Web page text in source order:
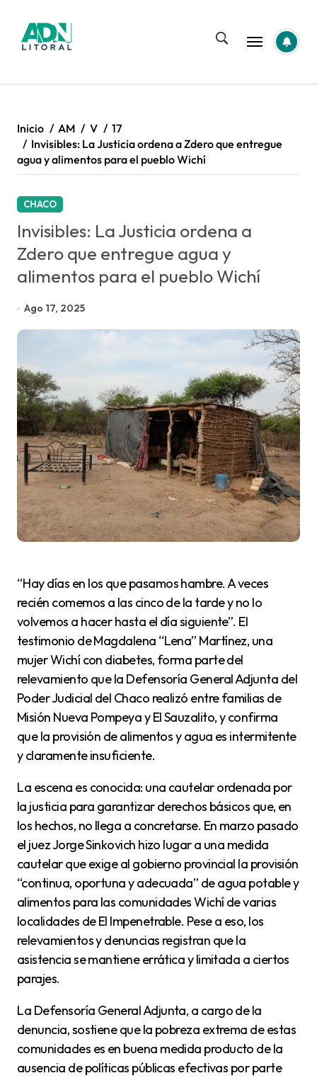
contenido
Inicio AM V
17
Invisibles: La Justicia ordena a Zdero que entregue
agua y alimentos para el pueblo Wichí
CHACO
Invisibles: La Justicia ordena a
Zdero que entregue agua y
alimentos para el pueblo Wichí
Ago 17, 2025
“Hay días en los que pasamos hambre. A veces
recién comemos a las cinco de la tarde y no lo
volvemos a hacer hasta el día siguiente”. El
testimonio de Magdalena “Lena” Martínez, una
mujer Wichí con diabetes, forma parte del
relevamiento que la Defensoría General Adjunta del
Poder Judicial del Chaco realizó entre familias de
Misión Nueva Pompeya y El Sauzalito, y confirma
que la provisión de alimentos y agua es intermitente
y claramente insuficiente.
La escena es conocida: una cautelar ordenada por
la justicia para garantizar derechos básicos que, en
los hechos, no llega a concretarse. En marzo pasado
el juez Jorge Sinkovich hizo lugar a una medida
cautelar que exige al gobierno provincial la provisión
“continua, oportuna y adecuada” de agua potable y
alimentos para las comunidades Wichí de varias
localidades de El Impenetrable. Pese a eso, los
relevamientos y denuncias registran que la
asistencia se mantiene errática y limitada a ciertos
parajes.
La Defensoría General Adjunta, a cargo de la
denuncia, sostiene que la pobreza extrema de estas
comunidades es en buena medida producto de la
ausencia de políticas públicas efectivas por parte